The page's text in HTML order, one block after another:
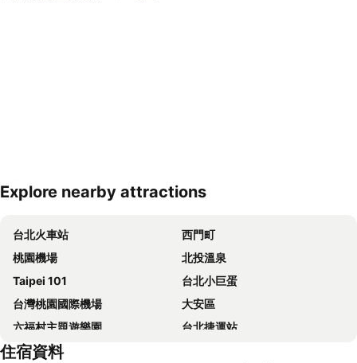
Explore nearby attractions
台北火車站
西門町
桃園機場
北投溫泉
Taipei 101
台北小巨蛋
台灣桃園國際機場
大安區
六福村主題遊樂園
台北捷運站
桃園高鐵站
住宿資料